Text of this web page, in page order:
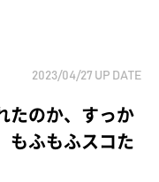
2023/04/27 UP DATE
たのか、すっか
もふもふスコた